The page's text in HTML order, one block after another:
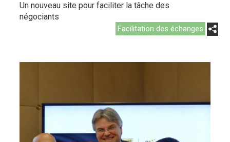
Un nouveau site pour faciliter la tâche des
négociants
Facilitation des échanges